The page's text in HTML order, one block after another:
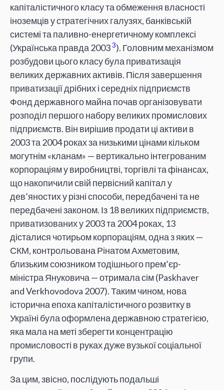
капіталістичного класу та обмеження власності
іноземців у стратегічних галузях, банківській
системі та паливно-енергетичному комплексі
(Українська правда 20033). Головним механізмом
розбудови цього класу була приватизація
великих державних активів. Після завершення
приватизації дрібних і середніх підприємств
Фонд державного майна почав організовувати
розподіл першого набору великих промислових
підприємств. Він вирішив продати ці активи в
2003 та 2004 роках за низькими цінами кільком
могутнім «кланам» — вертикально інтегрованим
корпораціям у виробництві, торгівлі та фінансах,
що накопичили свій первісний капітал у
дев’яностих у різні способи, передбачені та не
передбачені законом. Із 18 великих підприємств,
приватизованих у 2003 та 2004 роках, 13
дісталися чотирьом корпораціям, одна з яких —
СКМ, контрольована Рінатом Ахметовим,
близьким союзником тодішнього прем’єр-
міністра Януковича — отримала сім (Paskhaver
and Verkhovodova 2007). Таким чином, нова
історична епоха капіталістичного розвитку в
Україні була оформлена державною стратегією,
яка мала на меті зберегти концентрацію
промисловості в руках дуже вузької соціальної
групи.
За цим, звісно, послідують подальші